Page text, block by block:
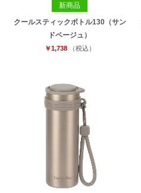
新商品
クールスティックボトル130（サン
ドベージュ）
￥1,738 （税込）